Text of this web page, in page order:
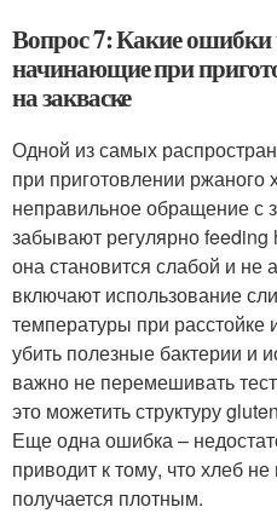
Вопрос 7: Какие ошибки
начинающие при
на закваске
Одной из самых
при приготовлении ржаного
неправильное обращение с
забывают регулярно feeding
она становится слабой и не
включают использование
температуры при
убить полезные бактерии и
важно не перемешивать
это можетить структуру
Еще одна ошибка –
приводит к тому, что хлеб
получается плотным.